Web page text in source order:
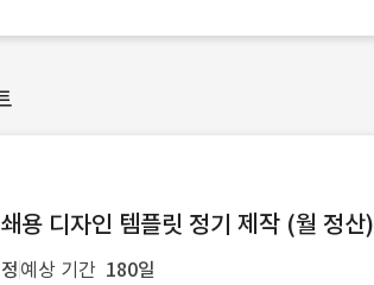
용 디자인 템플릿 정기 제작 (월 정산)
예상 기간 180일